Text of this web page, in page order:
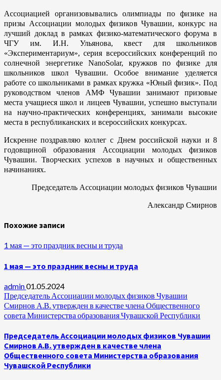
Ассоциацией организовывались олимпиады по физике на
призы Ассоциации молодых физиков Чувашии, конкурс на
лучший доклад в рамках физико-математического форума в
ЧГУ им. И.Н. Ульянова, квест для школьников
«Экспериментариум», серия всероссийских конференций по
солнечной энергетике NanoSolar, кружков по физике для
школьников школ Чувашии. Особое внимание уделяется
работе со школьниками в рамках кружка «Юный физик». Под
руководством членов АМФ Чувашии занимают призовые
места учащиеся школ и лицеев Чувашии, успешно выступали
на научно-практических конференциях, занимали высокие
места в республиканских и всероссийских конкурсах.
Искренне поздравляю коллег с Днем российской науки и 8
годовщиной образования Ассоциации молодых физиков
Чувашии. Творческих успехов в научных и общественных
начинаниях.
Председатель Ассоциации молодых физиков Чувашии
Александр Смирнов
Похожие записи
1 мая — это праздник весны и труда
1 мая — это праздник весны и труда
admin01.05.2024
Председатель Ассоциации молодых физиков Чувашии
Смирнов А.В. утвержден в качестве члена Общественного
совета Министерства образования Чувашской Республики
Председатель Ассоциации молодых физиков Чувашии
Смирнов А.В. утвержден в качестве члена
Общественного совета Министерства образования
Чувашской Республики